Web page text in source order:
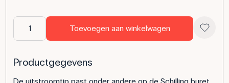
Toevoegen aan winkelwagen
Productgegevens